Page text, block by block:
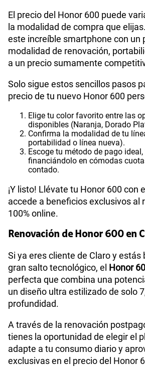
El precio del Honor 600 puede
la modalidad de compra que
este increíble smartphone con un
modalidad de renovación,
a un precio sumamente
Solo sigue estos sencillos pasos
precio de tu nuevo Honor 600
Elige tu color favorito entre las
disponibles (Naranja, Dorado
Confirma la modalidad de tu
portabilidad o línea nueva).
Escoge tu método de pago ideal,
financiándolo en cómodas
contado.
¡Y listo! Llévate tu Honor 600 con
accede a beneficios exclusivos al
100% online.
Renovación de Honor 600 en
Si ya eres cliente de Claro y estás
gran salto tecnológico, el Honor
perfecta que combina una
un diseño ultra estilizado de solo
profundidad.
A través de la renovación
tienes la oportunidad de elegir el
adapte a tu consumo diario y
exclusivas en el precio del Honor